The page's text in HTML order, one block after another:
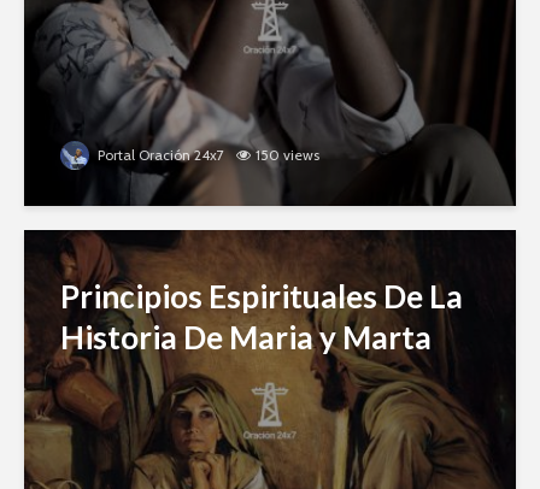
Portal Oración 24x7 150 views
Principios Espirituales De La
Historia De Maria y Marta